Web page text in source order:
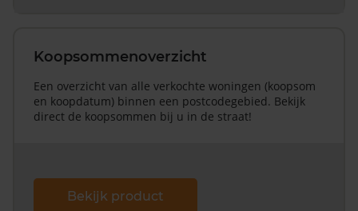
Koopsommenoverzicht
Een overzicht van alle verkochte woningen (koopsom
en koopdatum) binnen een postcodegebied. Bekijk
direct de koopsommen bij u in de straat!
Bekijk product